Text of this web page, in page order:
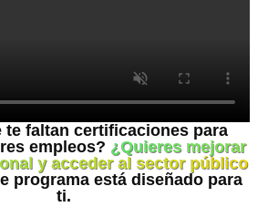
te faltan certificaciones para
empleos? ¿Quieres mejorar
y acceder al sector público
programa está diseñado para
ti.